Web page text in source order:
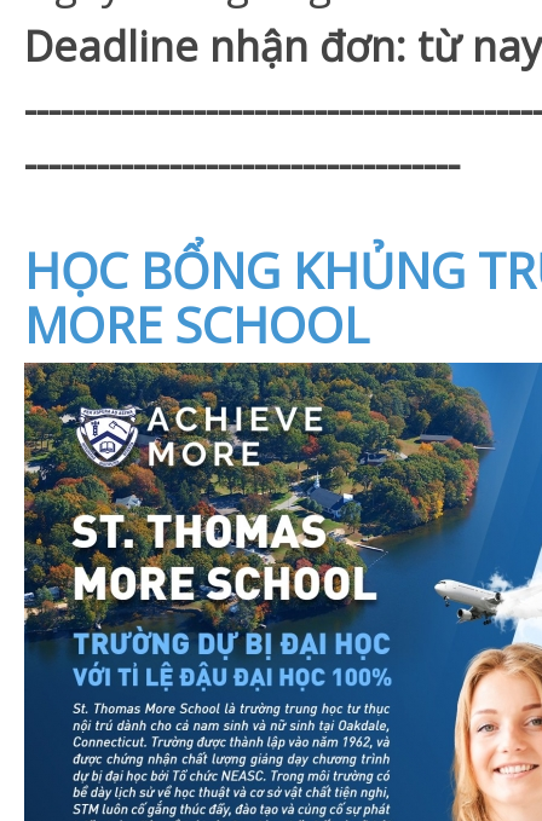
Deadline nhận đơn: từ
------------------------------------
HỌC BỔNG KHỦNG
MORE SCHOOL